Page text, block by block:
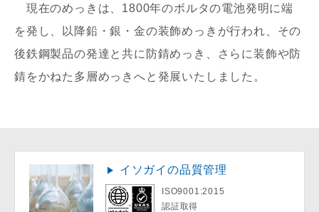
現在のめっきは、1800年のボルタの電池発明に端
を発し、以降鉛・銀・金の装飾めっきが行われ、その
後鉄鋼製品の発達と共に防錆めっき、さらに装飾や防
錆をかねた多層めっきへと発展いたしました。
イソガイの品質管理
ISO9001:2015
認証取得